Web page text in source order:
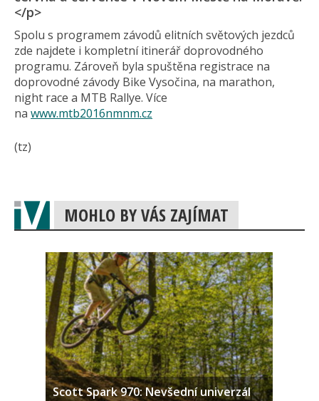
</p>
Spolu s programem závodů elitních světových jezdců
zde najdete i kompletní itinerář doprovodného
programu. Zároveň byla spuštěna registrace na
doprovodné závody Bike Vysočina, na marathon,
night race a MTB Rallye. Více
na www.mtb2016nmnm.cz
(tz)
MOHLO BY VÁS ZAJÍMAT
Scott Spark 970: Nevšední univerzál